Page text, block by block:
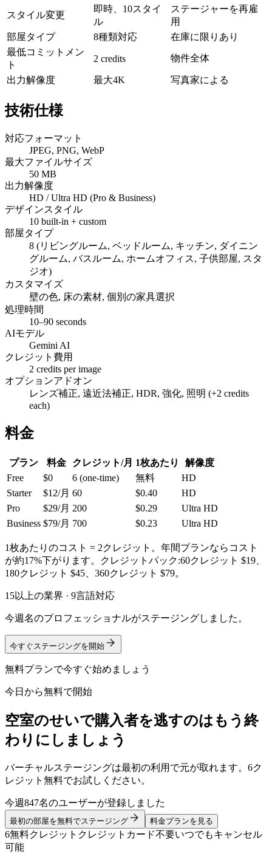
スタイル変更
即時、10スタイ
ル
ステージャーを再雇
用
部屋タイプ
8種類対応
在庫に限りあり
最低コミットメン
ト
2 credits 物件全体
出力解像度 最大4K 写真家による
技術仕様
対応フォーマット
JPEG, PNG, WebP
最大ファイルサイズ
50 MB
出力解像度
HD / Ultra HD (Pro & Business)
デザインスタイル
10 built-in + custom
部屋タイプ
8 (リビングルーム, ベッドルーム, キッチン, ダイニン
グルーム, バスルーム, ホームオフィス, 子供部屋, スタ
ジオ)
カスタマイズ
壁の色, 床の素材, 個別の家具選択
処理時間
10–90 seconds
AIモデル
Gemini AI
クレジット費用
2 credits per image
オプションアドオン
レンズ補正, 遠近法補正, HDR, 強化, 照明 (+2 credits
each)
料金
プラン 料金 クレジット/月 1枚あたり
解像度
Free
$0 6 (one-time) 無料
HD
Starter
$12/月 60 $0.40
HD
Pro
$29/月 200 $0.29
Ultra HD
Business $79/月 700 $0.23 Ultra HD
1枚あたりのコスト = 2クレジット。年間プランならコスト
が約17%下がります。クレジットパック:60クレジット $19、
180クレジット $45、360クレジット $79。
15以上の業界 · 9言語対応
今週名のプロフェッショナルがステージングしました。
今すぐステージングを開始
無料プランで今すぐ始めましょう
今日から無料で開始
空室のせいで購入者を逃すのはもう終
わりにしましょう
バーチャルステージングは最初の利用で元が取れます。6ク
レジット無料でお試しください。
今週847名のユーザーが登録しました
最初の部屋を無料でステージング 料金プランを見る
6無料クレジット クレジットカード不要いつでもキャンセル
可能